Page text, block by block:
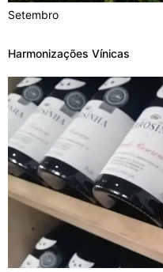
Setembro
Harmonizações Vínicas